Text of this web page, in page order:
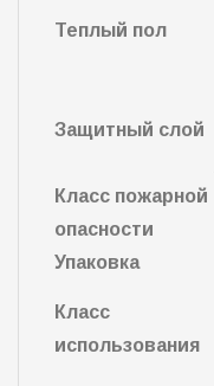
Теплый пол
Защитный слой
Класс пожарной
опасности
Упаковка
Класс
использования